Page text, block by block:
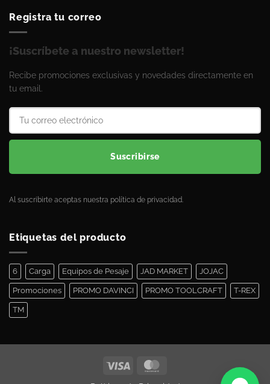
Registra tu correo
¡Suscríbete a nuestro newsletter!
Recibe promociones exclusivas y novedades directamente en
tu email.
Suscribirse
Al suscribirte aceptas nuestra política de privacidad.
Etiquetas del producto
6 Carga Equipos de Pesaje JAD MARKET JOJAC
Promociones PROMO DAVINCI PROMO TOOLCRAFT T-REX
TM